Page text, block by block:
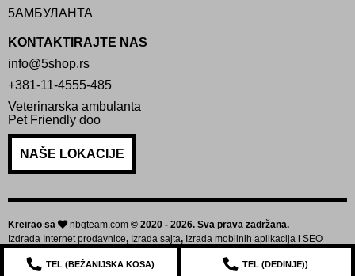
5АМБУЛАНТА
KONTAKTIRAJTE NAS
info@5shop.rs
+381-11-4555-485
Veterinarska ambulanta
Pet Friendly doo
NAŠE LOKACIJE
Kreirao sa nbgteam.com © 2020 - 2026. Sva prava zadržana.
Izdrada Internet prodavnice, Izrada sajta, Izrada mobilnih aplikacija i SEO
TEL (BEŽANIJSKA KOSA) TEL (DEDINJE))